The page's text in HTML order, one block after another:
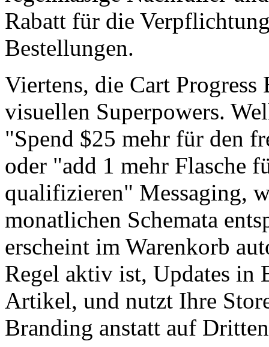
Rabatt für die
Bestellungen.
Viertens, die Cart
visuellen Superpowers.
"Spend $25 mehr für den
oder "add 1 mehr Flasche
qualifizieren" Messaging,
monatlichen Schemata
erscheint im Warenkorb
Regel aktiv ist, Updates in
Artikel, und nutzt Ihre
Branding anstatt auf